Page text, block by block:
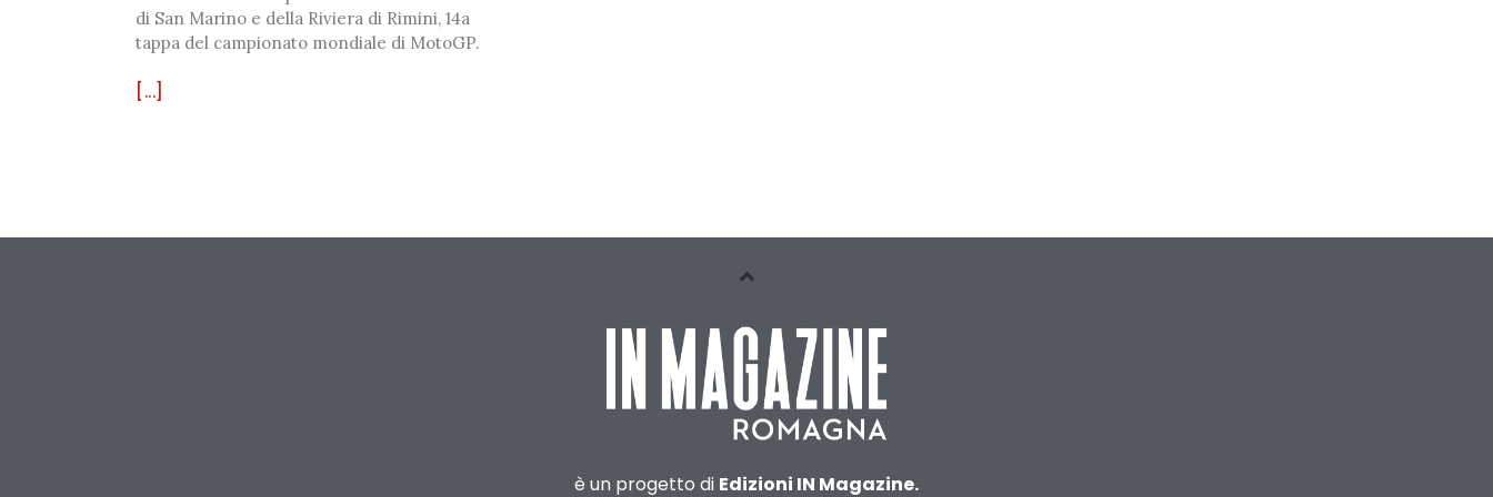
di San Marino e della Riviera di Rimini, 14a
tappa del campionato mondiale di MotoGP.
[...]
è un progetto di Edizioni IN Magazine.